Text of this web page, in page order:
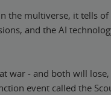
the multiverse, it tells
and the AI
war - and both will
event called the